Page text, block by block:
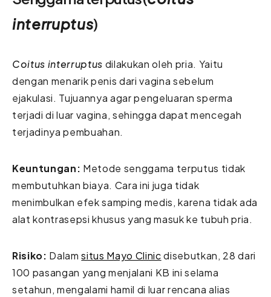
interruptus)
Coitus interruptus dilakukan oleh pria. Yaitu
dengan menarik penis dari vagina sebelum
ejakulasi. Tujuannya agar pengeluaran sperma
terjadi di luar vagina, sehingga dapat mencegah
terjadinya pembuahan.
Keuntungan: Metode senggama terputus tidak
membutuhkan biaya. Cara ini juga tidak
menimbulkan efek samping medis, karena tidak ada
alat kontrasepsi khusus yang masuk ke tubuh pria.
Risiko: Dalamsitus Mayo Clinicdisebutkan, 28 dari
100 pasangan yang menjalani KB ini selama
setahun, mengalami hamil di luar rencana alias